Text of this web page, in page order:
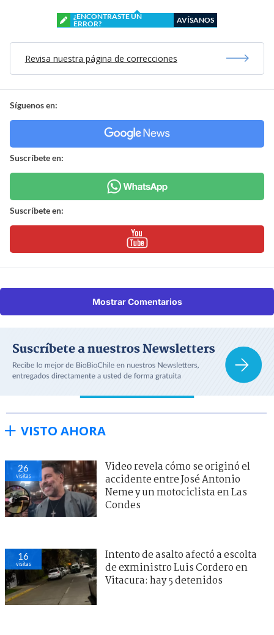
¿ENCONTRASTE UN
ERROR?
AVÍSANOS
Revisa nuestra página de correcciones
Síguenos en:
Suscríbete en:
Suscríbete en:
Mostrar Comentarios
VISTO AHORA
26
visitas
Video revela cómo se originó el
accidente entre José Antonio
Neme y un motociclista en Las
Condes
16
visitas
Intento de asalto afectó a escolta
de exministro Luis Cordero en
Vitacura: hay 5 detenidos